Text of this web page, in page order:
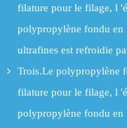
filature pour le filage, l
polypropylène fondu en
ultrafines est refroidie
Trois.Le polypropylène
filature pour le filage, l
polypropylène fondu en